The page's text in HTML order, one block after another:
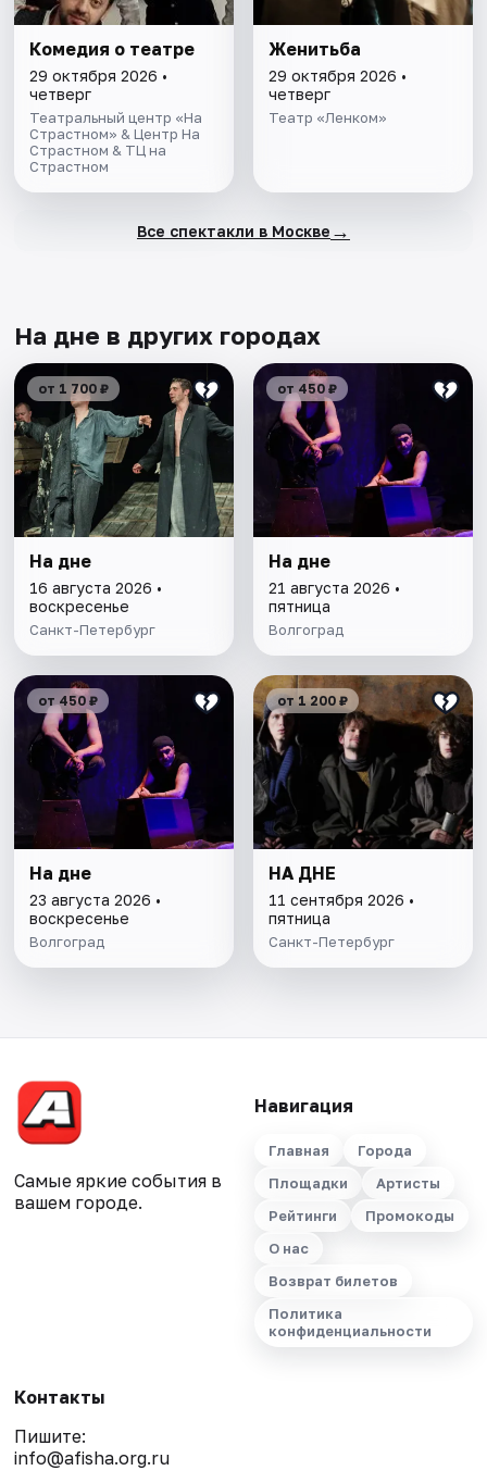
Комедия о театре
29 октября 2026 •
четверг
Театральный центр «На
Страстном» & Центр На
Страстном & ТЦ на
Страстном
Женитьба
29 октября 2026 •
четверг
Театр «Ленком»
Все спектакли в Москве →
На дне в других городах
от 1 700 ₽
На дне
16 августа 2026 •
воскресенье
Санкт-Петербург
от 450 ₽
На дне
21 августа 2026 •
пятница
Волгоград
от 450 ₽
На дне
23 августа 2026 •
воскресенье
Волгоград
от 1 200 ₽
НА ДНЕ
11 сентября 2026 •
пятница
Санкт-Петербург
Самые яркие события в
вашем городе.
Навигация
Главная
Города
Площадки
Артисты
Рейтинги
Промокоды
О нас
Возврат билетов
Политика
конфиденциальности
Контакты
Пишите:
info@afisha.org.ru